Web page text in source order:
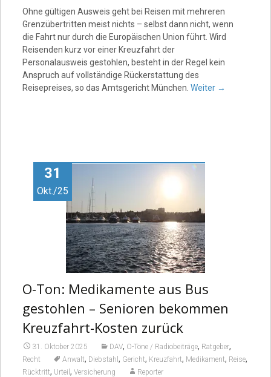
Ohne gültigen Ausweis geht bei Reisen mit mehreren
Grenzübertritten meist nichts – selbst dann nicht, wenn
die Fahrt nur durch die Europäischen Union führt. Wird
Reisenden kurz vor einer Kreuzfahrt der
Personalausweis gestohlen, besteht in der Regel kein
Anspruch auf vollständige Rückerstattung des
Reisepreises, so das Amtsgericht München. Weiter →
31
Okt./25
O-Ton: Medikamente aus Bus
gestohlen – Senioren bekommen
Kreuzfahrt-Kosten zurück
31. Oktober 2025 DAV, O-Töne / Radiobeiträge, Ratgeber,
Recht Anwalt, Diebstahl , Gericht, Kreuzfahrt, Medikament, Reise,
Rücktritt, Urteil , Versicherung Reporter